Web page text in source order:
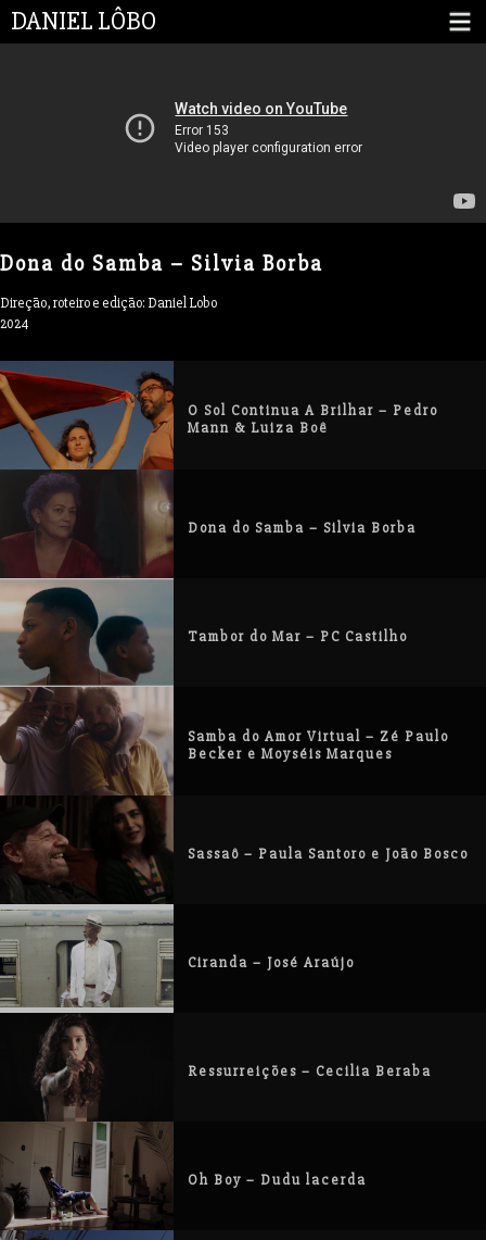
DANIEL LÔBO
Dona do Samba – Silvia Borba
Direção, roteiro e edição: Daniel Lobo
2024
O Sol Continua A Brilhar – Pedro
Mann & Luiza Boê
Dona do Samba – Silvia Borba
Tambor do Mar – PC Castilho
Samba do Amor Virtual – Zé Paulo
Becker e Moyséis Marques
Sassaô – Paula Santoro e João Bosco
Ciranda – José Araújo
Ressurreições – Cecilia Beraba
Oh Boy – Dudu lacerda